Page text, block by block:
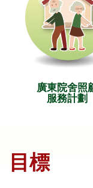
廣東院舍照
服務計劃
目標